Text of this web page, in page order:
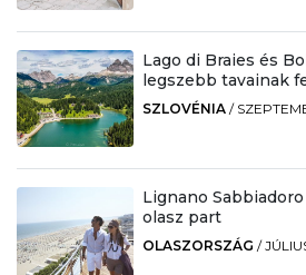
Lago di Braies és
legszebb tavainak
SZLOVÉNIA /
Lignano
olasz part
OLASZORSZÁG /